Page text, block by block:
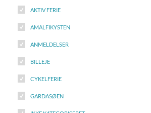
AKTIV FERIE
AMALFIKYSTEN
ANMELDELSER
BILLEJE
CYKELFERIE
GARDASØEN